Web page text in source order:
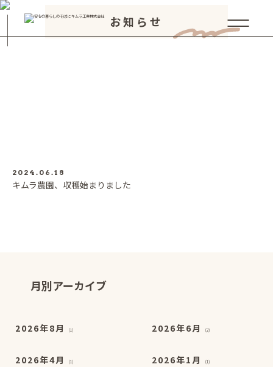
お知らせ
2024.06.18
キムラ農園、収穫始まりました
月別アーカイブ
2026年8月 (1) 2026年6月 (2)
2026年4月 (1) 2026年1月 (1)